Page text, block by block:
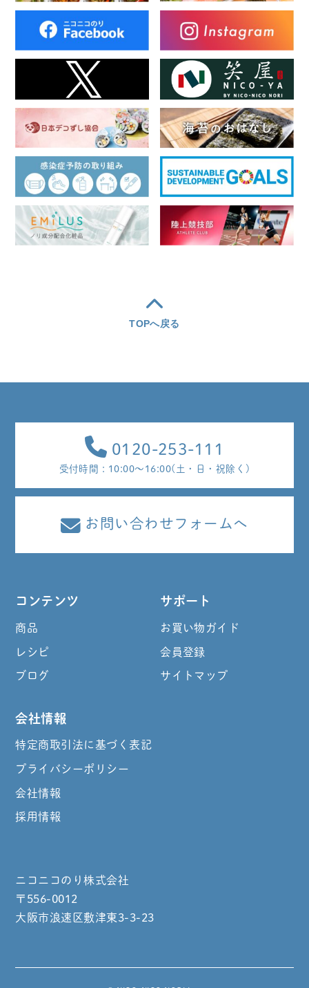
TOPへ戻る
0120-253-111
受付時間 : 10:00～16:00(土・日・祝除く)
お問い合わせフォームへ
コンテンツ
商品
レシピ
ブログ
サポート
お買い物ガイド
会員登録
サイトマップ
会社情報
特定商取引法に基づく表記
プライバシーポリシー
会社情報
採用情報
ニコニコのり株式会社
〒556-0012
大阪市浪速区敷津東3-3-23